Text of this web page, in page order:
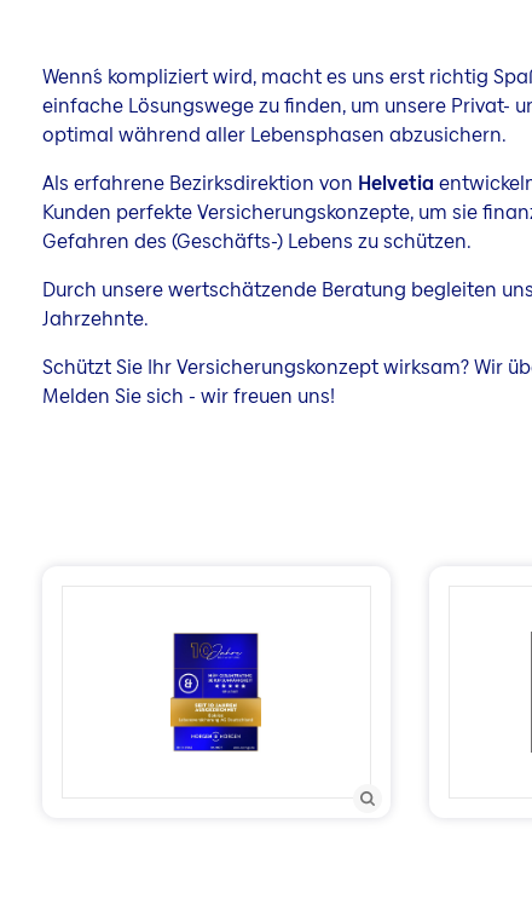
Wenn´s kompliziert wird, macht es uns erst richtig
einfache Lösungswege zu finden, um unsere Privat-
optimal während aller Lebensphasen abzusichern.
Als erfahrene Bezirksdirektion von Helvetia
Kunden perfekte Versicherungskonzepte, um sie
Gefahren des (Geschäfts-) Lebens zu schützen.
Durch unsere wertschätzende Beratung begleiten
Jahrzehnte.
Schützt Sie Ihr Versicherungskonzept wirksam? Wir
Melden Sie sich - wir freuen uns!